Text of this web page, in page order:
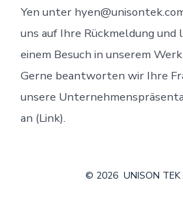
Yen unter
uns auf Ihre Rückmeldung und
einem Besuch in unserem
Gerne beantworten wir Ihre
unsere
an (Link).
© 2026 UNISON TEK